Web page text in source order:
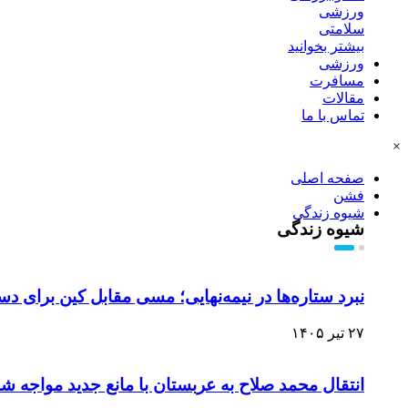
ورزشی
سلامتی
بیشتر بخوانید
ورزشی
مسافرت
مقالات
تماس با ما
×
صفحه اصلی
فشن
شیوه زندگی
شیوه زندگی
نبرد ستاره‌ها در نیمه‌نهایی؛ مسی مقابل کین برای
۲۷ تیر ۱۴۰۵
انتقال محمد صلاح به عربستان با مانع جدید مواجه